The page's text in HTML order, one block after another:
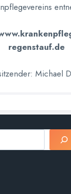
regenstauf.de
Michael
Suchen